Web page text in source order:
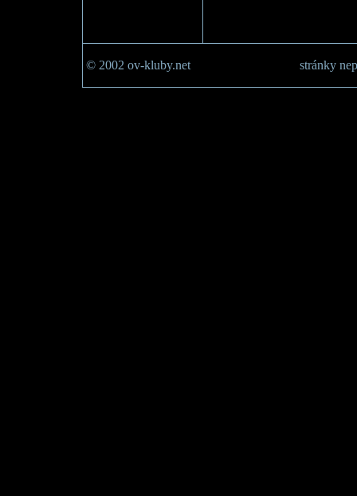
© 2002 ov-kluby.net stránky